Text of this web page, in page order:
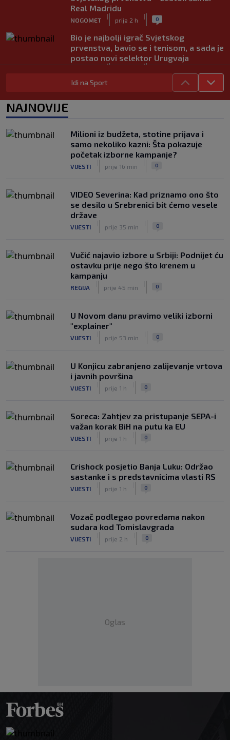
Real Madridu
NOGOMET
|
prije 2 h
| 0
Bio je najbolji igrač Svjetskog
prvenstva, bavio se i tenisom, a sada je
postao novi selektor Urugvaja
| |
Ubijen David Owori (27), jedan od
Reprezentativac Srbije stigao kod
Perišića i Bajraktarevića
NOGOMET
|
prije 3 h
| 0
Idi na Sport
NAJNOVIJE
Milioni iz budžeta, stotine prijava i
samo nekoliko kazni: Šta pokazuje
početak izborne kampanje?
VIJESTI prije 16 min 0
VIDEO Severina: Kad priznamo ono što
se desilo u Srebrenici bit ćemo vesele
države
VIJESTI prije 35 min 0
Vučić najavio izbore u Srbiji: Podnijet ću
ostavku prije nego što krenem u
kampanju
REGIJA prije 45 min 0
U Novom danu pravimo veliki izborni
"explainer"
VIJESTI prije 53 min 0
U Konjicu zabranjeno zalijevanje vrtova
i javnih površina
VIJESTI prije 1 h 0
Soreca: Zahtjev za pristupanje SEPA-i
važan korak BiH na putu ka EU
VIJESTI prije 1 h 0
Crishock posjetio Banja Luku: Održao
sastanke i s predstavnicima vlasti RS
VIJESTI prije 1 h 0
Vozač podlegao povredama nakon
sudara kod Tomislavgrada
VIJESTI prije 2 h 0
Oglas